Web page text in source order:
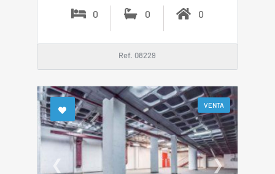
0 0 0
Ref. 08229
VENTA
❮ ❯